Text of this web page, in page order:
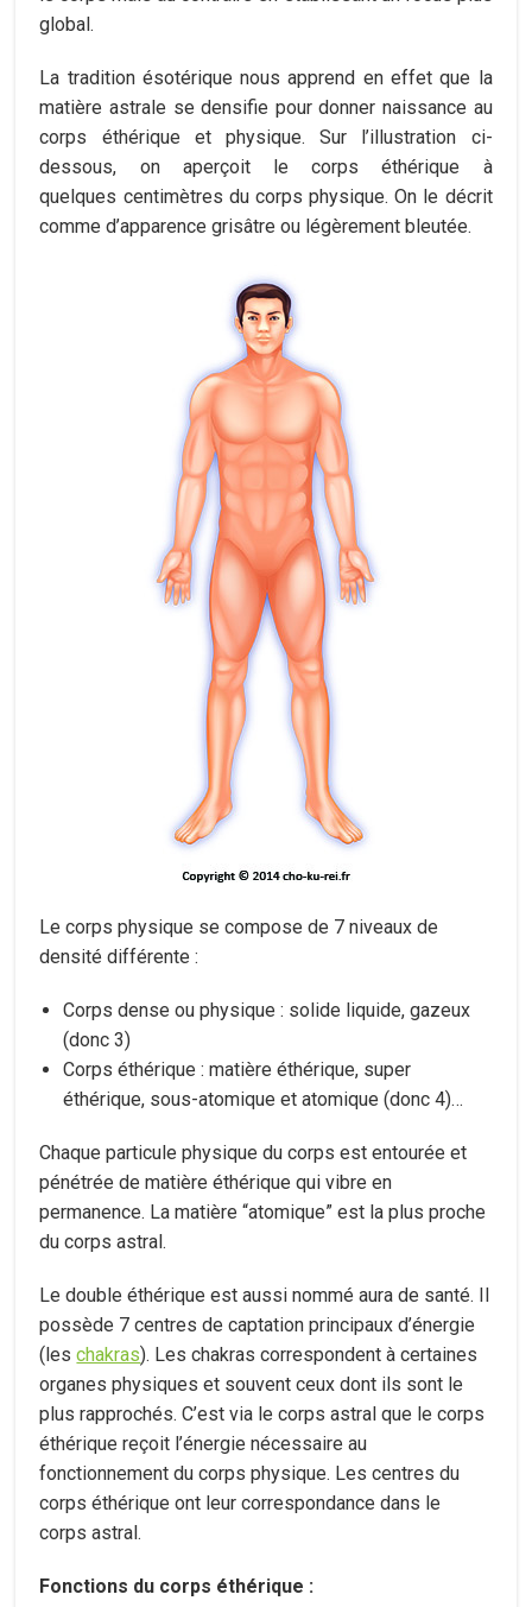
global.
La tradition ésotérique nous apprend en effet que la
matière astrale se densifie pour donner naissance au
corps éthérique et physique. Sur l’illustration ci-
dessous, on aperçoit le corps éthérique à
quelques centimètres du corps physique. On le décrit
comme d’apparence grisâtre ou légèrement bleutée.
Le corps physique se compose de 7 niveaux de
densité différente :
Corps dense ou physique : solide liquide, gazeux
(donc 3)
Corps éthérique : matière éthérique, super
éthérique, sous-atomique et atomique (donc 4)…
Chaque particule physique du corps est entourée et
pénétrée de matière éthérique qui vibre en
permanence. La matière “atomique” est la plus proche
du corps astral.
Le double éthérique est aussi nommé aura de santé. Il
possède 7 centres de captation principaux d’énergie
(leschakras). Les chakras correspondent à certaines
organes physiques et souvent ceux dont ils sont le
plus rapprochés. C’est via le corps astral que le corps
éthérique reçoit l’énergie nécessaire au
fonctionnement du corps physique. Les centres du
corps éthérique ont leur correspondance dans le
corps astral.
Fonctions du corps éthérique :